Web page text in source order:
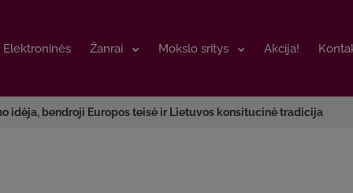
Elektroninės Žanrai Mokslo sritys Akcija!
Elektroninės Žanrai Mokslo sritys Akcija!
idėja, bendroji Europos teisė ir Lietuvos konsitucinė tradicija